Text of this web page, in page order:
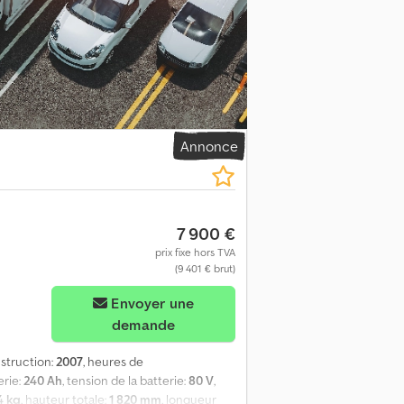
- Projecteur avant : BlueSpot -
et extérieur - Contrôle d’accès :
- Poste de conduite standard 6 /
en tissu - Système
- Interrupteur de direction - gauche -
spécial E 30 Réf : ANL1028641 Djdpszq
Annonce
7 900 €
prix fixe hors TVA
(9 401 € brut)
demande
2007, heures de
240 Ah , tension de la batterie:80 V
kg , hauteur totale:1 820 mm , longueur